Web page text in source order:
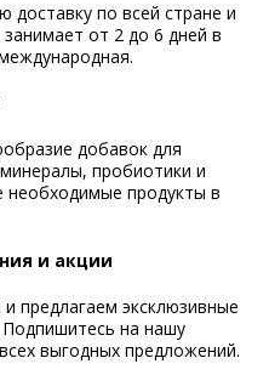
по всей стране и
от 2 до 6 дней в
добавок для
пробиотики и
необходимые продукты в
и акции
предлагаем эксклюзивные
на нашу
выгодных предложений.